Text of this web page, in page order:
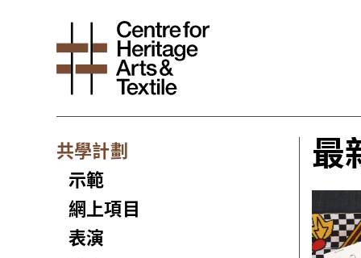
共學計劃
示範
網上項目
表演
最